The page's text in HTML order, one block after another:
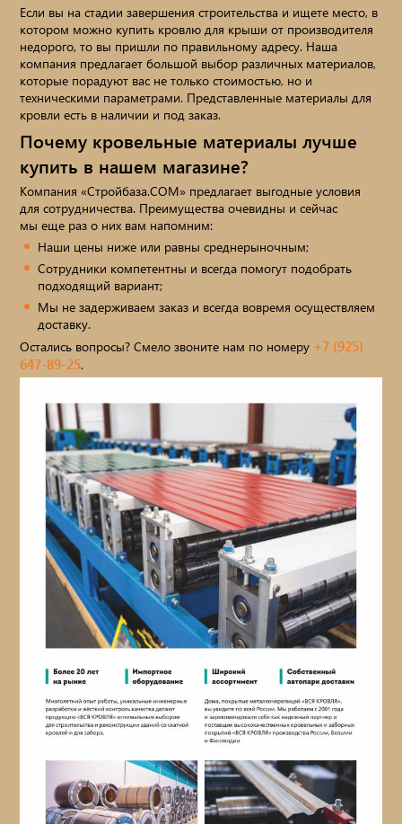
Метизы
ПрофКрепеж
Пропитки для дерева
Печи для бани, отопления,
сопутствующие товары
Брусчатка/Тротуарная плитка
Купели и бассейны из полипропилена
Облицовочная плитка
Мангалы
Септики ТОПАС
Доборные элементы(60)
Мансардные окна, чердачные лестницы
Если вы на стадии завершения строительства и ищете место, в
котором можно купить кровлю для крыши от производителя
недорого, то вы пришли по правильному адресу. Наша
компания предлагает большой выбор различных материалов,
которые порадуют вас не только стоимостью, но и
техническими параметрами. Представленные материалы для
кровли есть в наличии и под заказ.
Почему кровельные материалы лучше
купить в нашем магазине?
Компания «Стройбаза.СОМ» предлагает выгодные условия
для сотрудничества. Преимущества очевидны и сейчас
мы еще раз о них вам напомним:
Наши цены ниже или равны среднерыночным;
Сотрудники компетентны и всегда помогут подобрать
подходящий вариант;
Мы не задерживаем заказ и всегда вовремя осуществляем
доставку.
Остались вопросы? Смело звоните нам по номеру +7 (925)
647-89-25.